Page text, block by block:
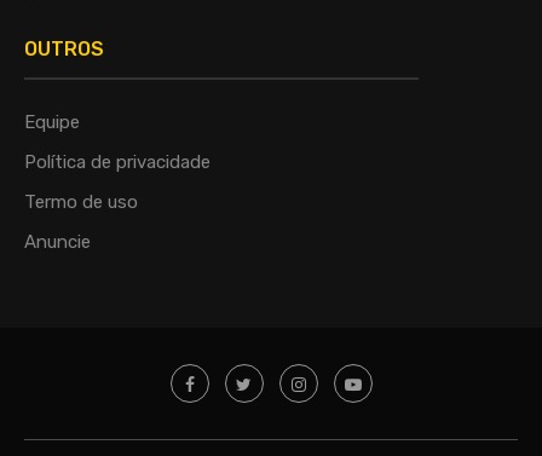
OUTROS
Equipe
Política de privacidade
Termo de uso
Anuncie